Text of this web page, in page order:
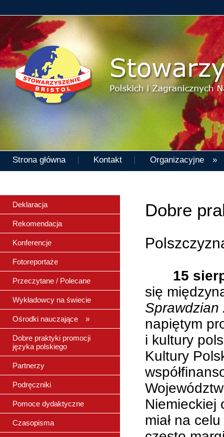
Strona główna Kontakt Organizacyjne »
Deklaracja
Rekomendacja
Konferencje
Fotoreportaże
Przeczytane / Polecane
Wykładowcy na świecie
Ośrodki nauczające »
Dobre praktyki promocji
języka polskiego
Partnerzy
Podręczniki
Pomoce dydaktyczne
Czasopisma
Dobre
15
się
Sprawdzian
napiętym
i kultury
Kultury
Niemieckiej
miał na